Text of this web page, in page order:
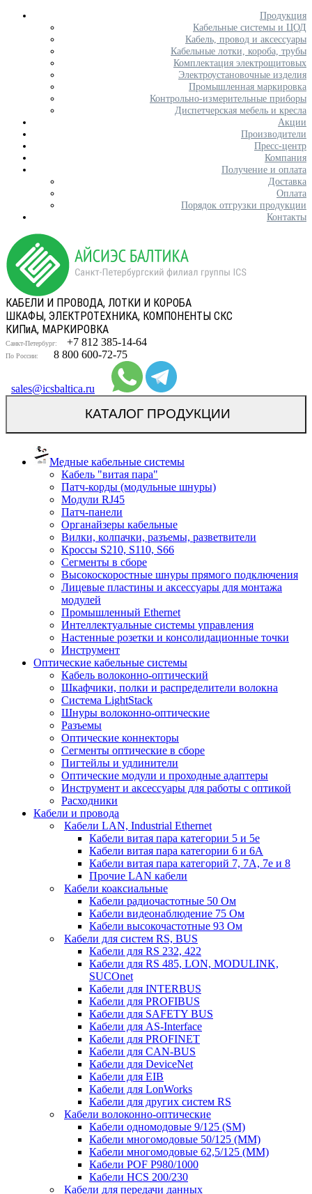
Продукция
Кабельные системы и ЦОД
Кабель, провод и аксессуары
Кабельные лотки, короба, трубы
Комплектация электрощитовых
Электроустановочные изделия
Промышленная маркировка
Контрольно-измерительные приборы
Диспетчерская мебель и кресла
Акции
Производители
Пресс-центр
Компания
Получение и оплата
Доставка
Оплата
Порядок отгрузки продукции
Контакты
КАБЕЛИ И ПРОВОДА, ЛОТКИ И КОРОБА
ШКАФЫ, ЭЛЕКТРОТЕХНИКА, КОМПОНЕНТЫ СКС
КИПиА, МАРКИРОВКА
Санкт-Петербург: +7 812 385-14-64
По России: 8 800 600-72-75
sales@icsbaltica.ru
КАТАЛОГ ПРОДУКЦИИ
Медные кабельные системы
Кабель "витая пара"
Патч-корды (модульные шнуры)
Модули RJ45
Патч-панели
Органайзеры кабельные
Вилки, колпачки, разъемы, разветвители
Кроссы S210, S110, S66
Сегменты в сборе
Высокоскоростные шнуры прямого подключения
Лицевые пластины и аксессуары для монтажа
модулей
Промышленный Ethernet
Интеллектуальные системы управления
Настенные розетки и консолидационные точки
Инструмент
Оптические кабельные системы
Кабель волоконно-оптический
Шкафчики, полки и распределители волокна
Система LightStack
Шнуры волоконно-оптические
Разъемы
Оптические коннекторы
Сегменты оптические в сборе
Пигтейлы и удлинители
Оптические модули и проходные адаптеры
Инструмент и аксессуары для работы с оптикой
Расходники
Кабели и провода
Кабели LAN, Industrial Ethernet
Кабели витая пара категории 5 и 5е
Кабели витая пара категории 6 и 6A
Кабели витая пара категорий 7, 7А, 7е и 8
Прочие LAN кабели
Кабели коаксиальные
Кабели радиочастотные 50 Ом
Кабели видеонаблюдение 75 Ом
Кабели высокочастотные 93 Ом
Кабели для систем RS, BUS
Кабели для RS 232, 422
Кабели для RS 485, LON, MODULINK,
SUCOnet
Кабели для INTERBUS
Кабели для PROFIBUS
Кабели для SAFETY BUS
Кабели для AS-Interface
Кабели для PROFINET
Кабели для CAN-BUS
Кабели для DeviceNet
Кабели для EIB
Кабели для LonWorks
Кабели для других систем RS
Кабели волоконно-оптические
Кабели одномодовые 9/125 (SM)
Кабели многомодовые 50/125 (ММ)
Кабели многомодовые 62,5/125 (ММ)
Кабели POF P980/1000
Кабели HCS 200/230
Кабели для передачи данных